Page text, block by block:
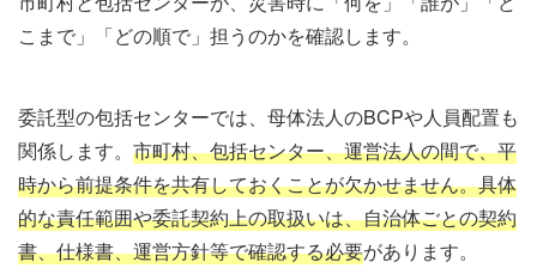
こまで」「どの順で」担うのかを確認します。
委託型の包括センターでは、母体法人のBCPや人員配置も
関係します。 市町村、包括センター、運営法人の間で、平
時から前提条件を共有しておくことが欠かせません。具体
的な責任範囲や委託契約上の取扱いは、自治体ごとの契約
書、仕様書、運営方針等で確認する必要があります。